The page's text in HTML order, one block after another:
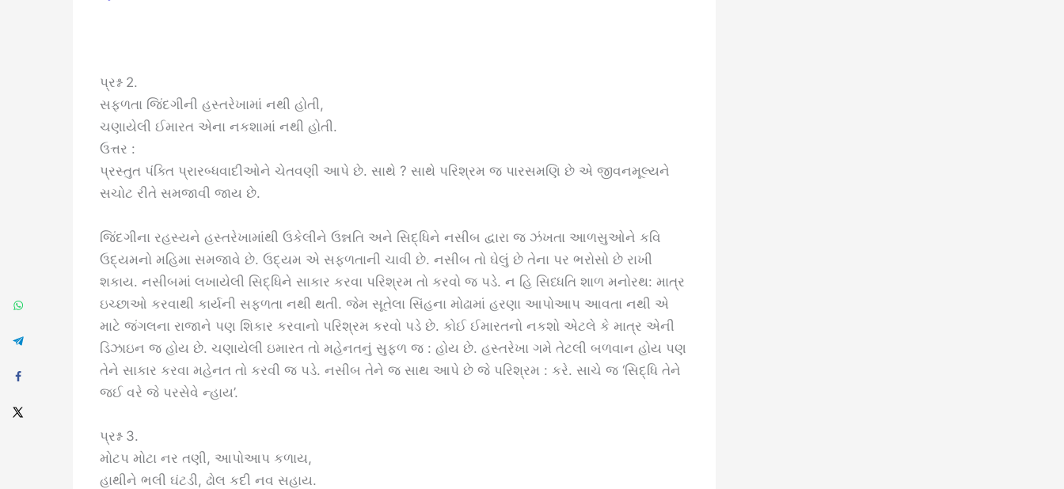
પ્રશ્ન 2.
સફળતા જિંદગીની હસ્તરેખામાં નથી હોતી,
ચણાયેલી ઈમારત એના નકશામાં નથી હોતી.
ઉત્તર :
પ્રસ્તુત પંક્તિ પ્રારબ્ધવાદીઓને ચેતવણી આપે છે. સાથે ? સાથે પરિશ્રમ જ પારસમણિ છે એ જીવનમૂલ્યને
સચોટ રીતે સમજાવી જાય છે.
જિંદગીના રહસ્યને હસ્તરેખામાંથી ઉકેલીને ઉન્નતિ અને સિદ્ધિને નસીબ દ્વારા જ ઝંખતા આળસુઓને કવિ
ઉદ્યમનો મહિમા સમજાવે છે. ઉદ્યમ એ સફળતાની ચાવી છે. નસીબ તો ઘેલું છે તેના પર ભરોસો છે રાખી
શકાય. નસીબમાં લખાયેલી સિદ્ધિને સાકાર કરવા પરિશ્રમ તો કરવો જ પડે. ન હિ સિધ્ધતિ શાળ મનોરથ: માત્ર
ઇચ્છાઓ કરવાથી કાર્યની સફળતા નથી થતી. જેમ સૂતેલા સિંહના મોઢામાં હરણા આપોઆપ આવતા નથી એ
માટે જંગલના રાજાને પણ શિકાર કરવાનો પરિશ્રમ કરવો પડે છે. કોઈ ઈમારતનો નકશો એટલે કે માત્ર એની
ડિઝાઇન જ હોય છે. ચણાયેલી ઇમારત તો મહેનતનું સુફળ જ : હોય છે. હસ્તરેખા ગમે તેટલી બળવાન હોય પણ
તેને સાકાર કરવા મહેનત તો કરવી જ પડે. નસીબ તેને જ સાથ આપે છે જે પરિશ્રમ : કરે. સાચે જ ‘સિદ્ધિ તેને
જઈ વરે જે પરસેવે ન્હાય’.
પ્રશ્ન 3.
મોટપ મોટા નર તણી, આપોઆપ કળાય,
હાથીને ભલી ઘંટડી, ઢોલ કદી નવ સહાય.